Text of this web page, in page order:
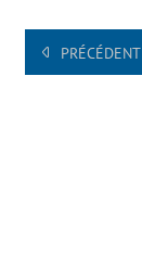
PRÉCÉDENT